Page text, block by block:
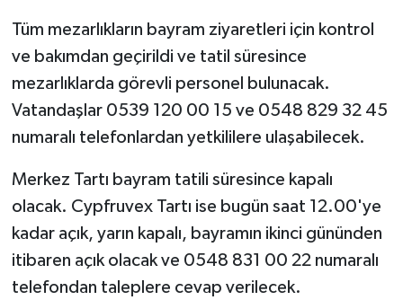
Tüm mezarlıkların bayram ziyaretleri için kontrol
ve bakımdan geçirildi ve tatil süresince
mezarlıklarda görevli personel bulunacak.
Vatandaşlar 0539 120 00 15 ve 0548 829 32 45
numaralı telefonlardan yetkililere ulaşabilecek.
Merkez Tartı bayram tatili süresince kapalı
olacak. Cypfruvex Tartı ise bugün saat 12.00'ye
kadar açık, yarın kapalı, bayramın ikinci gününden
itibaren açık olacak ve 0548 831 00 22 numaralı
telefondan taleplere cevap verilecek.